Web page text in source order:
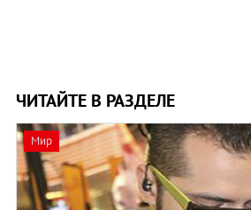
ЧИТАЙТЕ В РАЗДЕЛЕ
Мир